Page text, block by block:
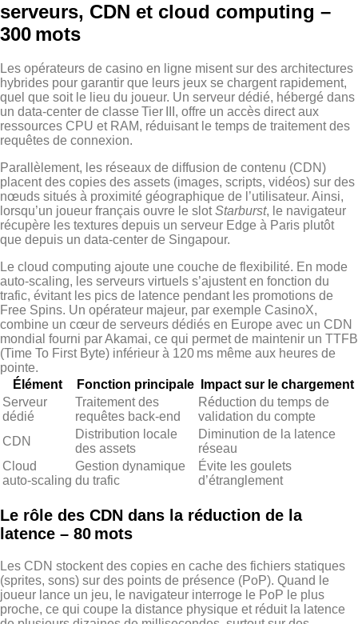
serveurs, CDN et cloud computing –
300 mots
Les opérateurs de casino en ligne misent sur des architectures
hybrides pour garantir que leurs jeux se chargent rapidement,
quel que soit le lieu du joueur. Un serveur dédié, hébergé dans
un data‑center de classe Tier III, offre un accès direct aux
ressources CPU et RAM, réduisant le temps de traitement des
requêtes de connexion.
Parallèlement, les réseaux de diffusion de contenu (CDN)
placent des copies des assets (images, scripts, vidéos) sur des
nœuds situés à proximité géographique de l’utilisateur. Ainsi,
lorsqu’un joueur français ouvre le slotStarburst, le navigateur
récupère les textures depuis un serveur Edge à Paris plutôt
que depuis un data‑center de Singapour.
Le cloud computing ajoute une couche de flexibilité. En mode
auto‑scaling, les serveurs virtuels s’ajustent en fonction du
trafic, évitant les pics de latence pendant les promotions de
Free Spins. Un opérateur majeur, par exemple CasinoX,
combine un cœur de serveurs dédiés en Europe avec un CDN
mondial fourni par Akamai, ce qui permet de maintenir un TTFB
(Time To First Byte) inférieur à 120 ms même aux heures de
pointe.
Élément
Fonction principale
Impact sur le chargement
Serveur
dédié
Traitement des
requêtes back‑end
Réduction du temps de
validation du compte
CDN
Distribution locale
des assets
Diminution de la latence
réseau
Cloud
auto‑scaling
Gestion dynamique
du trafic
Évite les goulets
d’étranglement
Le rôle des CDN dans la réduction de la
latence – 80 mots
Les CDN stockent des copies en cache des fichiers statiques
(sprites, sons) sur des points de présence (PoP). Quand le
joueur lance un jeu, le navigateur interroge le PoP le plus
proche, ce qui coupe la distance physique et réduit la latence